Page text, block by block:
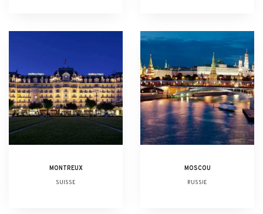
MONTREUX
SUISSE
MOSCOU
RUSSIE